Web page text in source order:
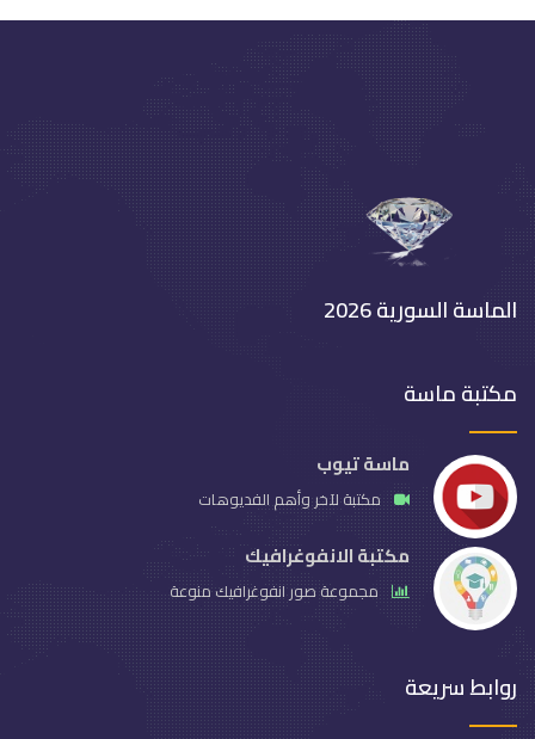
الماسة السورية 2026
مكتبة ماسة
ماسة تيوب
مكتبة لآخر وأهم الفديوهات
مكتبة الانفوغرافيك
مجموعة صور انفوغرافيك منوعة
روابط سريعة